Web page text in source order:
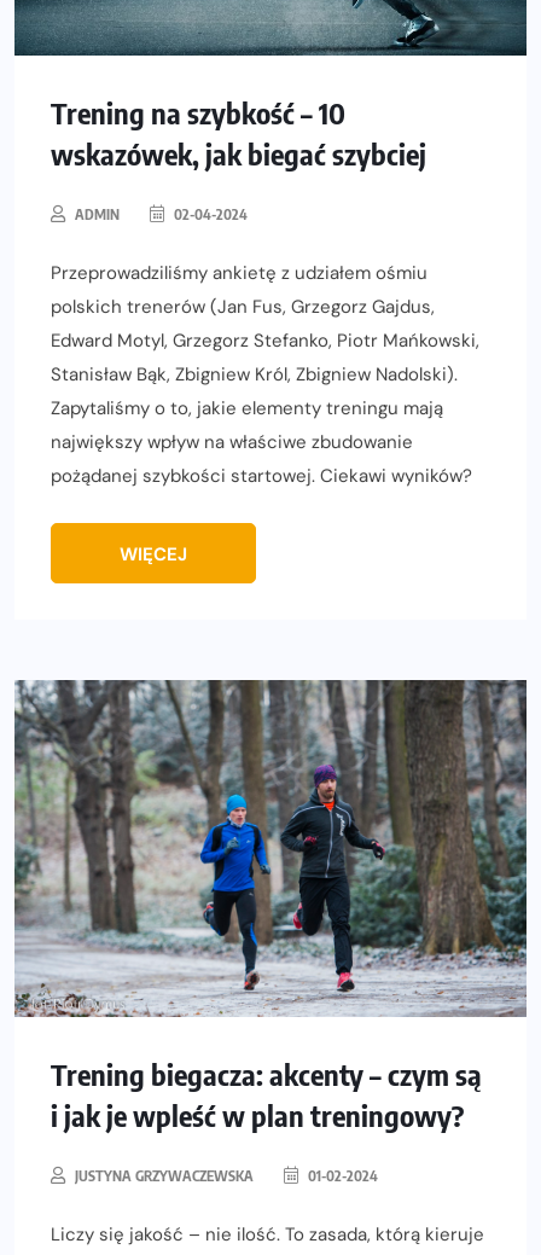
Trening na szybkość – 10
wskazówek, jak biegać szybciej
ADMIN 02-04-2024
Przeprowadziliśmy ankietę z udziałem ośmiu
polskich trenerów (Jan Fus, Grzegorz Gajdus,
Edward Motyl, Grzegorz Stefanko, Piotr Mańkowski,
Stanisław Bąk, Zbigniew Król, Zbigniew Nadolski).
Zapytaliśmy o to, jakie elementy treningu mają
największy wpływ na właściwe zbudowanie
pożądanej szybkości startowej. Ciekawi wyników?
WIĘCEJ
Trening biegacza: akcenty – czym są
i jak je wpleść w plan treningowy?
JUSTYNA GRZYWACZEWSKA 01-02-2024
Liczy się jakość – nie ilość. To zasada, którą kieruje